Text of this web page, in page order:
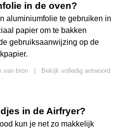
in de oven?
aluminiumfolie te gebruiken in
papier om te bakken
gebruiksaanwijzing op de
van bron
Bekijk volledig antwoord
in de Airfryer?
kun je net zo makkelijk